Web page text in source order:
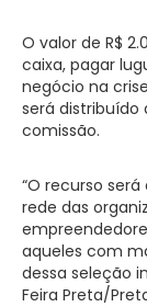
O valor de R$
caixa, pagar
negócio na
será distribuído
comissão.
“O recurso
rede das
aqueles com
dessa seleção
Feira Preta/